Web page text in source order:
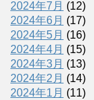
2024年7月 (12)
2024年6月 (17)
2024年5月 (16)
2024年4月 (15)
2024年3月 (13)
2024年2月 (14)
2024年1月 (11)